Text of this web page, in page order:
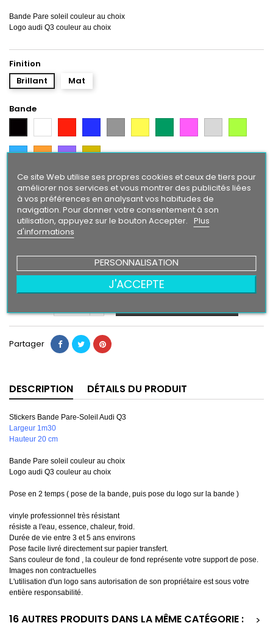
Bande Pare soleil couleur au choix
Logo audi Q3 couleur au choix
Finition
Brillant
Mat
Bande
ArgentCitron
Bleu
OrangeVioletGold
Texte/ Logo
Noir
Blanc RougeBleu Gris JauneVert Rose Gris
Argent
Bleu
Intense
OrangeViolet
24,90 €
Partager
DESCRIPTION DÉTAILS DU PRODUIT
Stickers Bande Pare-Soleil Audi Q3
Largeur 1m30
Hauteur 20 cm
Bande Pare soleil couleur au choix
Logo audi Q3 couleur au choix
Pose en 2 temps ( pose de la bande, puis pose du logo sur la bande )
vinyle professionnel très résistant
résiste a l'eau, essence, chaleur, froid.
Durée de vie entre 3 et 5 ans environs
Pose facile livré directement sur papier transfert.
Sans couleur de fond , la couleur de fond représente votre support de pose.
Images non contractuelles
L'utilisation d'un logo sans autorisation de son propriétaire est sous votre
entière responsabilité.
16 AUTRES PRODUITS DANS LA MÊME CATÉGORIE :
Ce site Web utilise ses propres cookies et ceux de tiers pour
améliorer nos services et vous montrer des publicités liées
à vos préférences en analysant vos habitudes de
navigation. Pour donner votre consentement à son
utilisation, appuyez sur le bouton Accepter. Plus
d'informations
PERSONNALISATION
J'ACCEPTE